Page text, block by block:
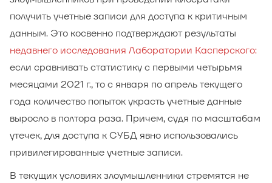
получить учетные записи для доступа к критичным
данным. Это косвенно подтверждают результаты
недавнего исследования Лаборатории Касперского:
если сравнивать статистику с первыми четырьмя
месяцами 2021 г., то с января по апрель текущего
года количество попыток украсть учетные данные
выросло в полтора раза. Причем, судя по масштабам
утечек, для доступа к СУБД явно использовались
привилегированные учетные записи.
В текущих условиях злоумышленники стремятся не